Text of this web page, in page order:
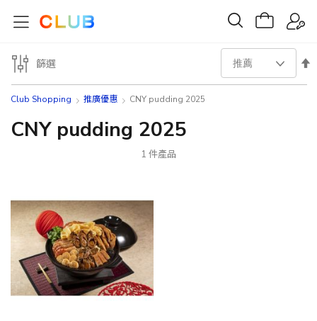
Club Shopping 推廣優惠 CNY pudding 2025
CNY pudding 2025
1 件產品
設
篩選